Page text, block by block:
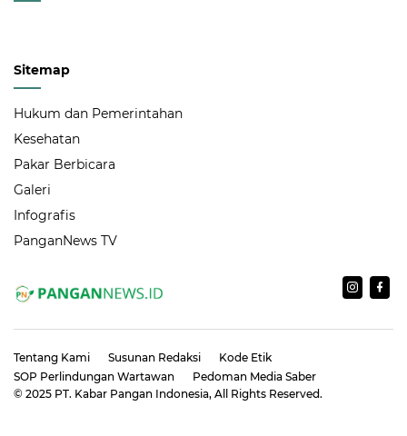
Sitemap
Hukum dan Pemerintahan
Kesehatan
Pakar Berbicara
Galeri
Infografis
PanganNews TV
Tentang Kami Susunan Redaksi
Kode Etik
SOP Perlindungan Wartawan
Pedoman Media Saber
© 2025 PT. Kabar Pangan Indonesia, All Rights Reserved.